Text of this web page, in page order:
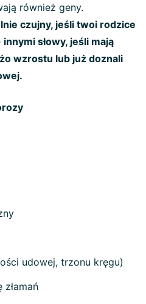
również geny.
czujny, jeśli twoi rodzice
słowy, jeśli mają
wzrostu lub już doznali
udowej, trzonu kręgu)